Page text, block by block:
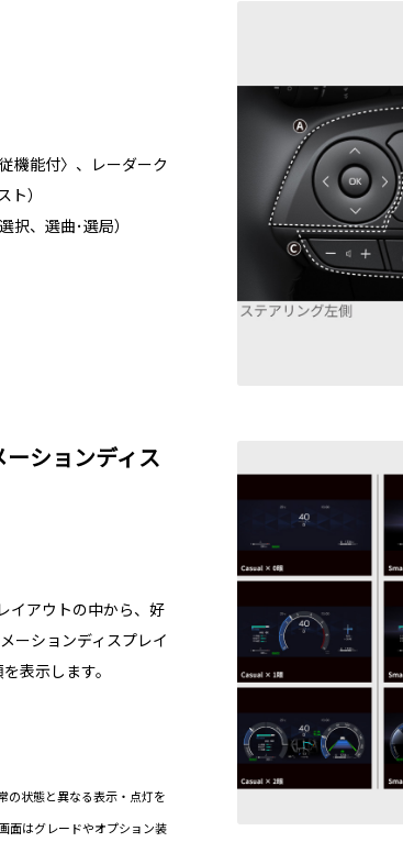
機能付〉、レーダーク
）
、選曲･選局）
ションディス
アウトの中から、好
ーションディスプレイ
表示します。
状態と異なる表示・点灯を
面はグレードやオプション装